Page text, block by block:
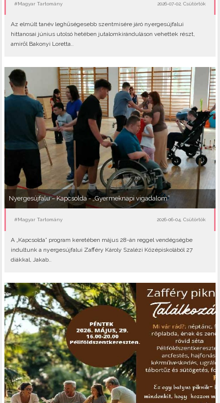
#Magyar Tartomány 2026-07-02, Csütörtök
Az elmúlt tanév leghűségesebb szentmisére járó nyergesújfalui
hittanosai június utolsó hetében jutalomkiránduláson vehettek részt,
amiről Bakonyi Loretta..
Nyergesújfalu – Kapcsolda - „Gyermeknapi vigadalom”
#Magyar Tartomány 2026-06-04, Csütörtök
A „Kapcsolda” program keretében május 28-án reggel vendégségbe
indultunk a nyergesújfalui Zafféry Károly Szalézi Középiskolából 27
diákkal, Jakab..